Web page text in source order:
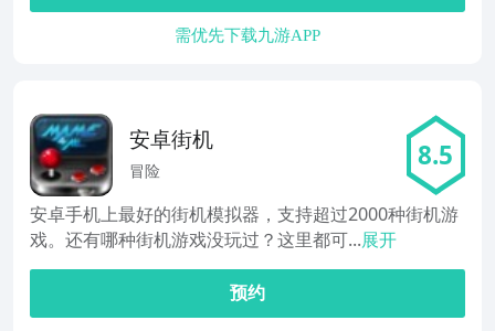
需优先下载九游APP
安卓街机
冒险 8.5
安卓手机上最好的街机模拟器，支持超过2000种街机游
戏。还有哪种街机游戏没玩过？这里都可...展开
预约